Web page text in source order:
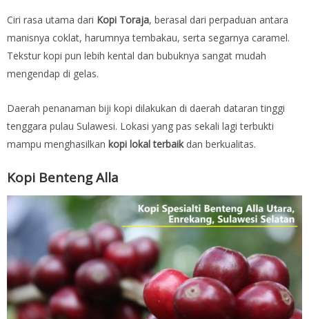
Ciri rasa utama dari Kopi Toraja, berasal dari perpaduan antara
manisnya coklat, harumnya tembakau, serta segarnya caramel.
Tekstur kopi pun lebih kental dan bubuknya sangat mudah
mengendap di gelas.
Daerah penanaman biji kopi dilakukan di daerah dataran tinggi
tenggara pulau Sulawesi. Lokasi yang pas sekali lagi terbukti
mampu menghasilkan kopi lokal terbaikdan berkualitas.
Kopi Benteng Alla